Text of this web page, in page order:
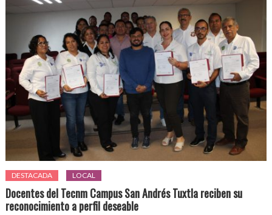
DESTACADA LOCAL
Docentes del Tecnm Campus San Andrés Tuxtla reciben su
reconocimiento a perfil deseable